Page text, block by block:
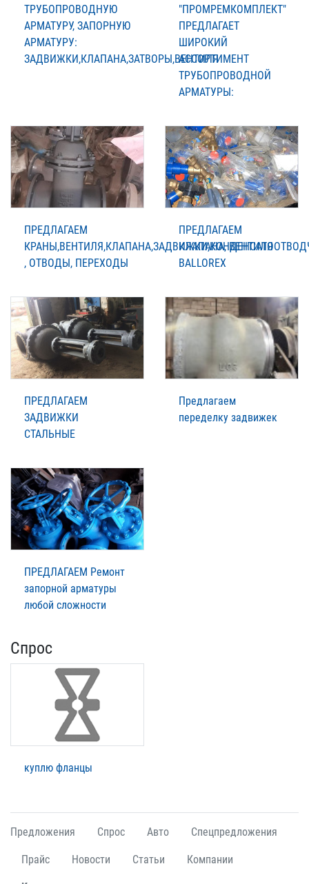
ТРУБОПРОВОДНУЮ
АРМАТУРУ, ЗАПОРНУЮ
АРМАТУРУ:
ЗАДВИЖКИ,КЛАПАНА,ЗАТВОРЫ,ВЕНТИЛЯ
"ПРОМРЕМКОМПЛЕКТ"
ПРЕДЛАГАЕТ
ШИРОКИЙ
АССОРТИМЕНТ
ТРУБОПРОВОДНОЙ
АРМАТУРЫ:
ПРЕДЛАГАЕМ
, ОТВОДЫ, ПЕРЕХОДЫ
ПРЕДЛАГАЕМ
КЛАПАНА, ВЕНТИЛЯ
BALLOREX
ПРЕДЛАГАЕМ
ЗАДВИЖКИ
СТАЛЬНЫЕ
Предлагаем
переделку задвижек
ПРЕДЛАГАЕМ Ремонт
запорной арматуры
любой сложности
Спрос
куплю фланцы
Предложения Спрос Авто Спецпредложения
Прайс Новости Статьи Компании